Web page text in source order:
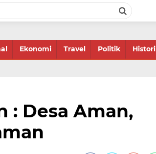
Ekonomi Travel Politik Histori
: Desa Aman,